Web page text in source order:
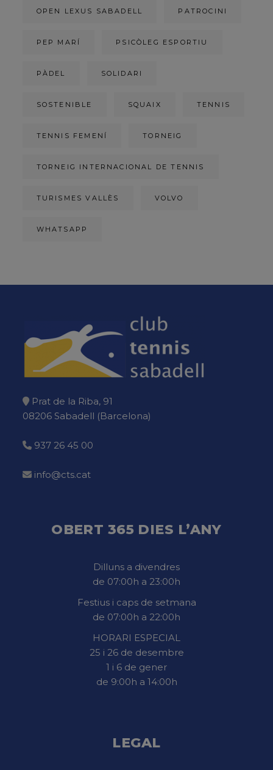
OPEN LEXUS SABADELL PATROCINI
PEP MARÍ PSICÒLEG ESPORTIU
PÀDEL SOLIDARI
SOSTENIBLE SQUAIX TENNIS
TENNIS FEMENÍ TORNEIG
TORNEIG INTERNACIONAL DE TENNIS
TURISMES VALLÈS VOLVO
WHATSAPP
Prat de la Riba, 91
08206 Sabadell (Barcelona)
937 26 45 00
info@cts.cat
OBERT 365 DIES L’ANY
Dilluns a divendres
de 07:00h a 23:00h
Festius i caps de setmana
de 07:00h a 22:00h
HORARI ESPECIAL
25 i 26 de desembre
1 i 6 de gener
de 9:00h a 14:00h
LEGAL